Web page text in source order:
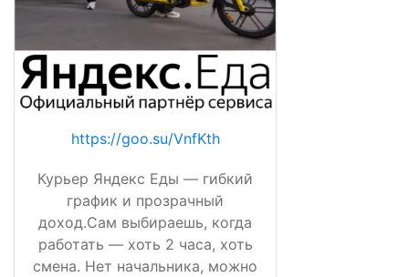
https://goo.su/VnfKth
Курьер Яндекс Еды — гибкий
график и прозрачный
доход.Сам выбираешь, когда
работать — хоть 2 часа, хоть
смена. Нет начальника, можно